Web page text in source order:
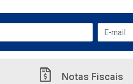
Notas Fiscais